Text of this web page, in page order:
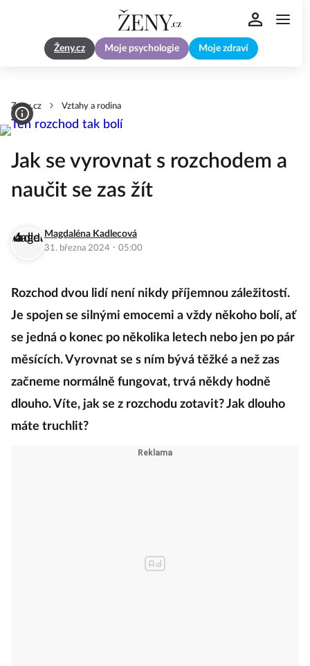
Ženy.cz Moje psychologie Moje zdraví
Zeny.cz Vztahy a rodina
Jak se vyrovnat s rozchodem a
naučit se zas žít
Magdaléna Kadlecová
31. března 2024 · 05:00
Rozchod dvou lidí není nikdy příjemnou záležitostí.
Je spojen se silnými emocemi a vždy někoho bolí, ať
se jedná o konec po několika letech nebo jen po pár
měsících. Vyrovnat se s ním bývá těžké a než zas
začneme normálně fungovat, trvá někdy hodně
dlouho. Víte, jak se z rozchodu zotavit? Jak dlouho
máte truchlit?